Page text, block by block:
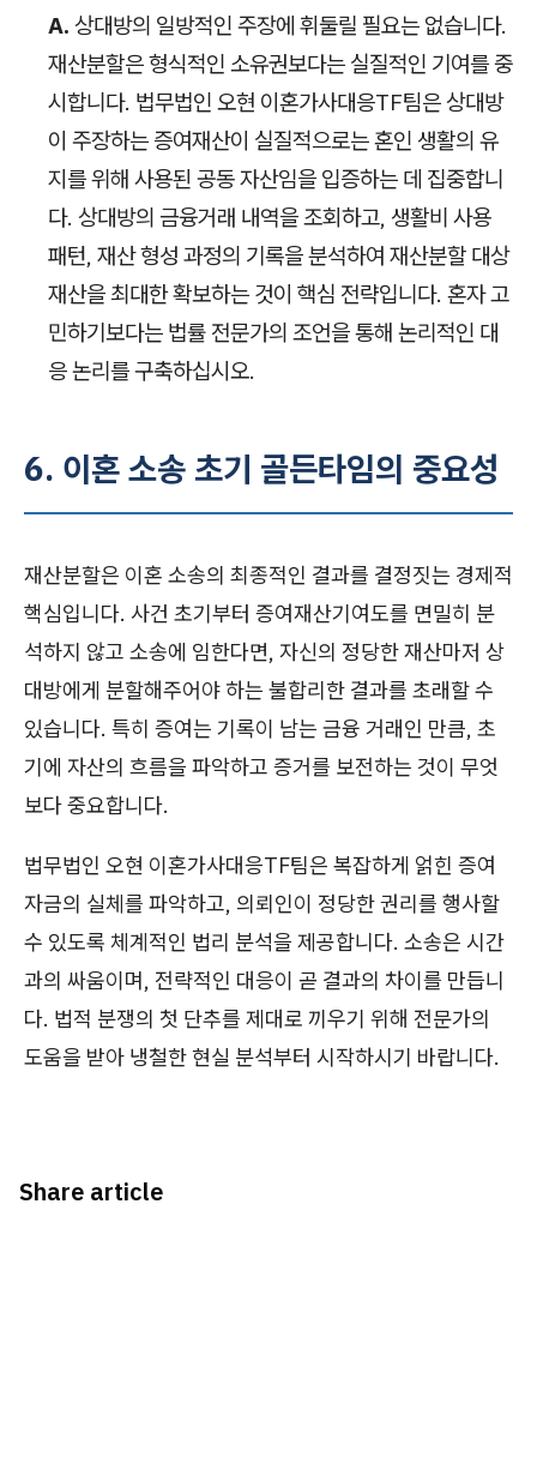
A. 상대방의 일방적인 주장에 휘둘릴 필요는 없습니다.
재산분할은 형식적인 소유권보다는 실질적인 기여를 중
시합니다. 법무법인 오현 이혼가사대응TF팀은 상대방
이 주장하는 증여재산이 실질적으로는 혼인 생활의 유
지를 위해 사용된 공동 자산임을 입증하는 데 집중합니
다. 상대방의 금융거래 내역을 조회하고, 생활비 사용
패턴, 재산 형성 과정의 기록을 분석하여 재산분할 대상
재산을 최대한 확보하는 것이 핵심 전략입니다. 혼자 고
민하기보다는 법률 전문가의 조언을 통해 논리적인 대
응 논리를 구축하십시오.
6. 이혼 소송 초기 골든타임의 중요성
재산분할은 이혼 소송의 최종적인 결과를 결정짓는 경제적
핵심입니다. 사건 초기부터 증여재산기여도를 면밀히 분
석하지 않고 소송에 임한다면, 자신의 정당한 재산마저 상
대방에게 분할해주어야 하는 불합리한 결과를 초래할 수
있습니다. 특히 증여는 기록이 남는 금융 거래인 만큼, 초
기에 자산의 흐름을 파악하고 증거를 보전하는 것이 무엇
보다 중요합니다.
법무법인 오현 이혼가사대응TF팀은 복잡하게 얽힌 증여
자금의 실체를 파악하고, 의뢰인이 정당한 권리를 행사할
수 있도록 체계적인 법리 분석을 제공합니다. 소송은 시간
과의 싸움이며, 전략적인 대응이 곧 결과의 차이를 만듭니
다. 법적 분쟁의 첫 단추를 제대로 끼우기 위해 전문가의
도움을 받아 냉철한 현실 분석부터 시작하시기 바랍니다.
Share article